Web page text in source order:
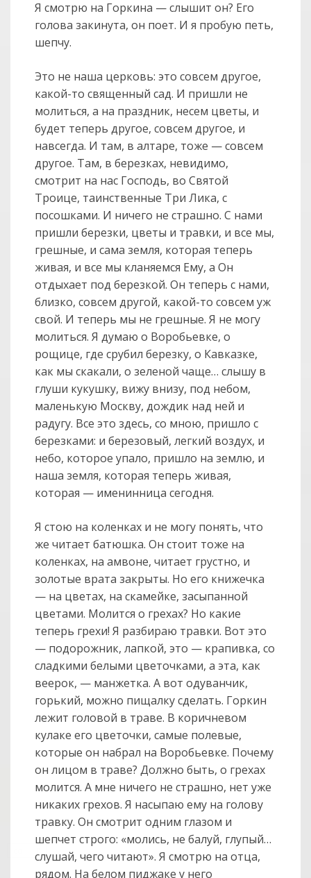
Я смотрю на Горкина — слышит он? Его
голова закинута, он поет. И я пробую петь,
шепчу.
Это не наша церковь: это совсем другое,
какой-то священный сад. И пришли не
молиться, а на праздник, несем цветы, и
будет теперь другое, совсем другое, и
навсегда. И там, в алтаре, тоже — совсем
другое. Там, в березках, невидимо,
смотрит на нас Господь, во Святой
Троице, таинственные Три Лика, с
посошками. И ничего не страшно. С нами
пришли березки, цветы и травки, и все мы,
грешные, и сама земля, которая теперь
живая, и все мы кланяемся Ему, а Он
отдыхает под березкой. Он теперь с нами,
близко, совсем другой, какой-то совсем уж
свой. И теперь мы не грешные. Я не могу
молиться. Я думаю о Воробьевке, о
рощице, где срубил березку, о Кавказке,
как мы скакали, о зеленой чаще… слышу в
глуши кукушку, вижу внизу, под небом,
маленькую Москву, дождик над ней и
радугу. Все это здесь, со мною, пришло с
березками: и березовый, легкий воздух, и
небо, которое упало, пришло на землю, и
наша земля, которая теперь живая,
которая — именинница сегодня.
Я стою на коленках и не могу понять, что
же читает батюшка. Он стоит тоже на
коленках, на амвоне, читает грустно, и
золотые врата закрыты. Но его книжечка
— на цветах, на скамейке, засыпанной
цветами. Молится о грехах? Но какие
теперь грехи! Я разбираю травки. Вот это
— подорожник, лапкой, это — крапивка, со
сладкими белыми цветочками, а эта, как
веерок, — манжетка. А вот одуванчик,
горький, можно пищалку сделать. Горкин
лежит головой в траве. В коричневом
кулаке его цветочки, самые полевые,
которые он набрал на Воробьевке. Почему
он лицом в траве? Должно быть, о грехах
молится. А мне ничего не страшно, нет уже
никаких грехов. Я насыпаю ему на голову
травку. Он смотрит одним глазом и
шепчет строго: «молись, не балуй, глупый…
слушай, чего читают». Я смотрю на отца,
рядом. На белом пиджаке у него